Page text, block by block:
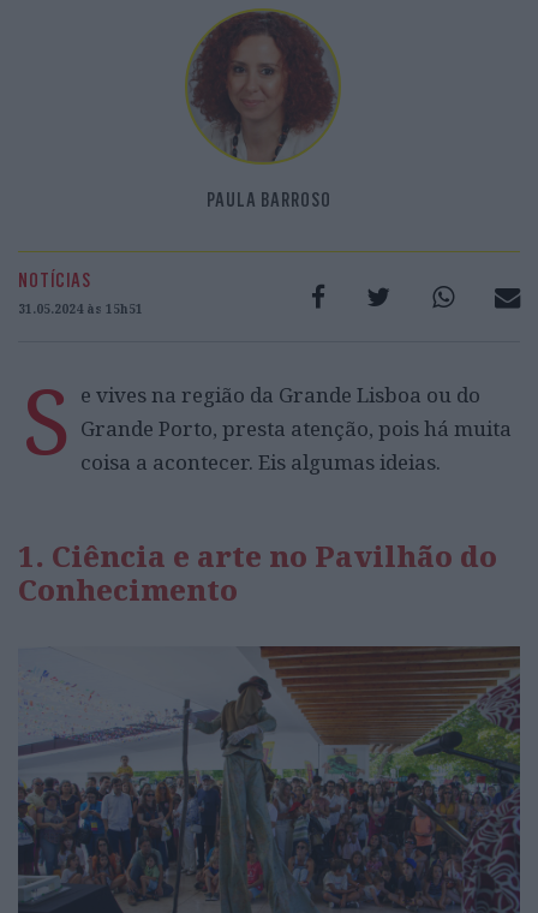
PAULA BARROSO
NOTÍCIAS
31.05.2024 às 15h51
S e vives na região da Grande Lisboa ou do
Grande Porto, presta atenção, pois há muita
coisa a acontecer. Eis algumas ideias.
1. Ciência e arte no Pavilhão do
Conhecimento